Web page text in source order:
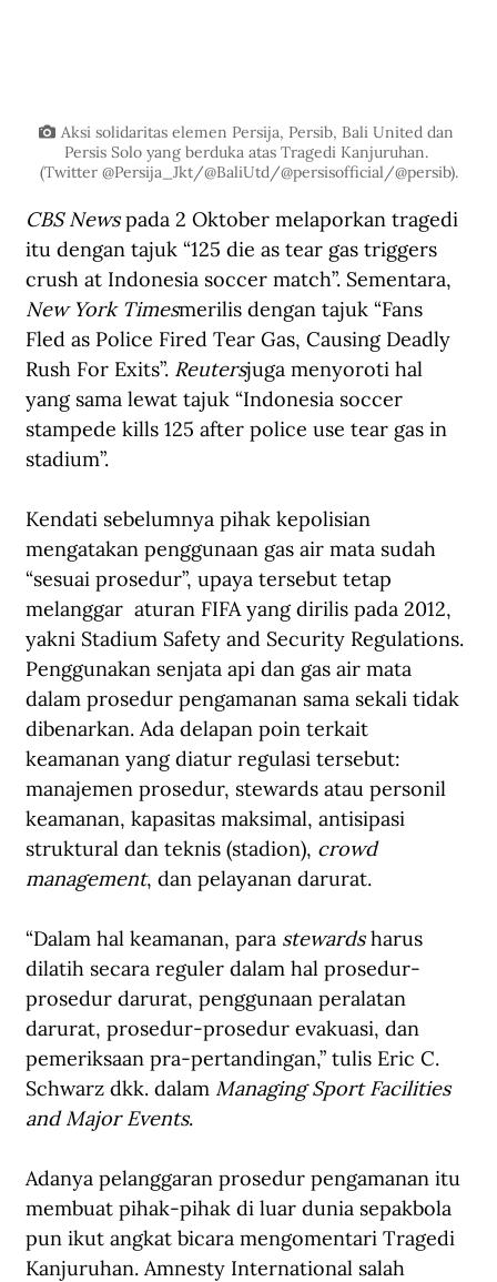
Aksi solidaritas elemen Persija, Persib, Bali United dan
Persis Solo yang berduka atas Tragedi Kanjuruhan.
(Twitter @Persija_Jkt/@BaliUtd/@persisofficial/@persib).
CBS News pada 2 Oktober melaporkan tragedi
itu dengan tajuk “125 die as tear gas triggers
crush at Indonesia soccer match”. Sementara,
New York Timesmerilis dengan tajuk “Fans
Fled as Police Fired Tear Gas, Causing Deadly
Rush For Exits”. Reutersjuga menyoroti hal
yang sama lewat tajuk “Indonesia soccer
stampede kills 125 after police use tear gas in
stadium”.
Kendati sebelumnya pihak kepolisian
mengatakan penggunaan gas air mata sudah
“sesuai prosedur”, upaya tersebut tetap
melanggar  aturan FIFA yang dirilis pada 2012,
yakni Stadium Safety and Security Regulations.
Penggunakan senjata api dan gas air mata
dalam prosedur pengamanan sama sekali tidak
dibenarkan. Ada delapan poin terkait
keamanan yang diatur regulasi tersebut:
manajemen prosedur, stewards atau personil
keamanan, kapasitas maksimal, antisipasi
struktural dan teknis (stadion), crowd
management, dan pelayanan darurat.
“Dalam hal keamanan, para stewards harus
dilatih secara reguler dalam hal prosedur-
prosedur darurat, penggunaan peralatan
darurat, prosedur-prosedur evakuasi, dan
pemeriksaan pra-pertandingan,” tulis Eric C.
Schwarz dkk. dalam Managing Sport Facilities
and Major Events.
Adanya pelanggaran prosedur pengamanan itu
membuat pihak-pihak di luar dunia sepakbola
pun ikut angkat bicara mengomentari Tragedi
Kanjuruhan. Amnesty International salah